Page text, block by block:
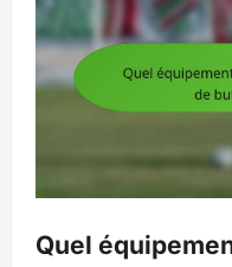
Quel